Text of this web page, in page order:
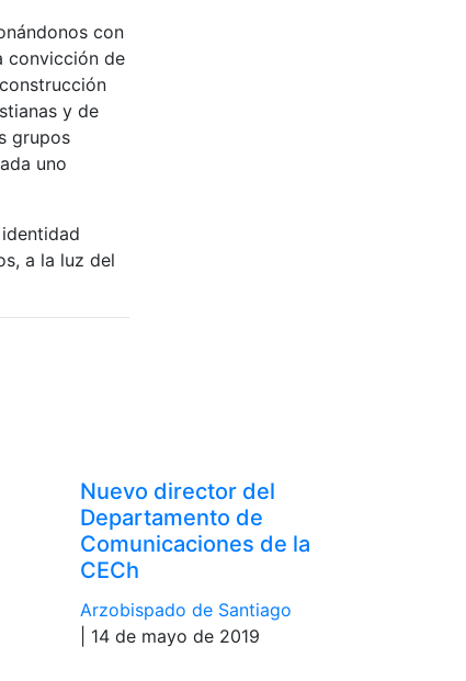
con
convicción de
y de
grupos
uno
a la luz del
Nuevo director del
Departamento de
Comunicaciones de la
CECh
Arzobispado de Santiago
| 14 de mayo de 2019